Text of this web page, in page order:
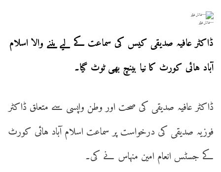
—فائل فوٹو
ڈاکٹر عافیہ صدیقی کیس کی سماعت کے لیے بننے والا اسلام
آباد ہائی کورٹ کا نیا بینچ بھی ٹوٹ گیا۔
ڈاکٹر عافیہ صدیقی کی صحت اور وطن واپسی سے متعلق ڈاکٹر
فوزیہ صدیقی کی درخواست پر سماعت اسلام آباد ہائی کورٹ
کے جسٹس انعام امین منہاس نے کی۔